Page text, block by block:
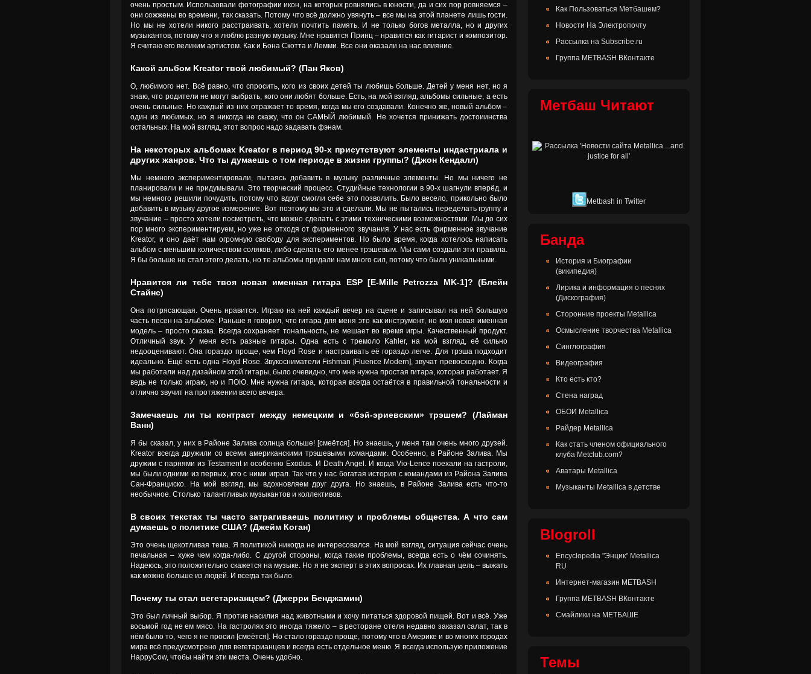
очень простым. Использовали фотографии икон, на которых ровнялись в юности, да и сих пор ровняемся –
они сожжены во времени, так сказать. Потому что всё должно увянуть – все мы на этой планете лишь гости.
Но мы не хотели никого расстраивать, хотели почтить память. И не только богов металла, но и других
музыкантов, потому что я люблю разную музыку. Мне нравится Принц – нравится как гитарист и композитор.
Я считаю его великим артистом. Как и Бона Скотта и Лемми. Все они оказали на нас влияние.
Какой альбом Kreator твой любимый? (Пан Яков)
О, любимого нет. Всё равно, что спросить, кого из своих детей ты любишь больше. Детей у меня нет, но я
знаю, что родители не могут выбрать, кого они любят больше. Есть, на мой взгляд, альбомы сильные, а есть
очень сильные. Но каждый из них отражает то время, когда мы его создавали. Конечно же, новый альбом –
один из любимых, но я никогда не скажу, что он САМЫЙ любимый. Не хочется принижать достоиинства
остальных. На мой взгляд, этот вопрос надо задавать фэнам.
На некоторых альбомах Kreator в период 90-х присутствуют элементы индастриала и
других жанров. Что ты думаешь о том периоде в жизни группы? (Джон Кендалл)
Мы немного экспериментировали, пытаясь добавить в музыку различные элементы. Но мы ничего не
планировали и не придумывали. Это творческий процесс. Студийные технологии в 90-х шагнули вперёд, и
мы немного решили почудить, потому что вдруг смогли себе это позволить. Было весело, прикольно было
добавить в музыку другое измерение. Вот поэтому мы это и сделали. Мы не пытались переделать группу и
звучание – просто хотели посмотреть, что можно сделать с этими техническими возможностями. Мы до сих
пор много экспериментируем, но уже не отходя от фирменного звучания. У нас есть фирменное звучание
Kreator, и оно даёт нам огромную свободу для экспериментов. Но было время, когда хотелось написать
альбом с меньшим количеством соляков, либо сделать его менее трэшевым. Мы сами создали эти правила.
Я бы больше не стал этого делать, но те альбомы придали нам много сил, потому что были уникальными.
Нравится ли тебе твоя новая именная гитара ESP [E-Mille Petrozza MK-1]? (Блейн
Стайнс)
Она потрясающая. Очень нравится. Играю на ней каждый вечер на сцене и записывал на ней большую
часть песен на альбоме. Раньше я говорил, что гитара для меня это как инструмент, но моя новая именная
модель – просто сказка. Всегда сохраняет тональность, не мешает во время игры. Качественный продукт.
Отличный звук. У меня есть разные гитары. Одна есть с тремоло Kahler, на мой взгляд, её сильно
недооценивают. Она гораздо проще, чем Floyd Rose и настраивать её гораздо легче. Для трэша подходит
идеально. Ещё есть одна Floyd Rose. Звукосниматели Fishman [Fluence Modern], звучат превосходно. Когда
мы работали над дизайном этой гитары, было очевидно, что мне нужна простая гитара, которая работает. Я
ведь не только играю, но и ПОЮ. Мне нужна гитара, которая всегда остаётся в правильной тональности и
отлично звучит на протяжении всего вечера.
Замечаешь ли ты контраст между немецким и «бэй-эриевским» трэшем? (Лайман
Ванн)
Я бы сказал, у них в Районе Залива солнца больше! [смеётся]. Но знаешь, у меня там очень много друзей.
Kreator всегда дружили со всеми американскими трэшевыми командами. Особенно, в Районе Залива. Мы
дружим с парнями из Testament и особенно Exodus. И Death Angel. И когда Vio-Lence поехали на гастроли,
мы были одними из первых, кто с ними играл. Так что у нас богатая история с командами из Района Залива
Сан-Франциско. На мой взгляд, мы вдохновляем друг друга. Но знаешь, в Районе Залива есть что-то
необычное. Столько талантливых музыкантов и коллективов.
В своих текстах ты часто затрагиваешь политику и проблемы общества. А что сам
думаешь о политике США? (Джейм Коган)
Это очень щекотливая тема. Я политикой никогда не интересовался. На мой взгляд, ситуация сейчас очень
печальная – хуже чем когда-либо. С другой стороны, когда такие проблемы, всегда есть о чём сочинять.
Надеюсь, это положительно скажется на музыке. Но я не эксперт в этих вопросах. Их главная цель – выжать
как можно больше из людей. И всегда так было.
Почему ты стал вегетарианцем? (Джерри Бенджамин)
Это был личный выбор. Я против насилия над животными и хочу питаться здоровой пищей. Вот и всё. Уже
восьмой год не ем мясо. На гастролях это иногда тяжело – в ресторане отеля недавно заказал салат, так в
нём было то, чего я не просил [смеётся]. Но стало гораздо проще, потому что в Америке и во многих городах
мира всё предусмотрено для вегетарианцев и всегда есть отдельное меню. Я всегда использую приложение
HappyCow, чтобы найти эти места. Очень удобно.
Как Пользоваться Метбашем?
Новости На Электропочту
Рассылка на Subscribe.ru
Группа METBASH ВКонтакте
Метбаш Читают
Metbash in Twitter
Банда
История и Биографии
(википедия)
Лирика и информация о песнях
(Дискография)
Сторонние проекты Metallica
Осмысление творчества Metallica
Синглография
Видеография
Кто есть кто?
Стена наград
ОБОИ Metallica
Райдер Metallica
Как стать членом официального
клуба Metclub.com?
Аватары Metallica
Музыканты Metallica в детстве
Blogroll
Encyclopedia "Энцик" Metallica
RU
Интернет-магазин METBASH
Группа METBASH ВКонтакте
Смайлики на МЕТБАШЕ
Темы